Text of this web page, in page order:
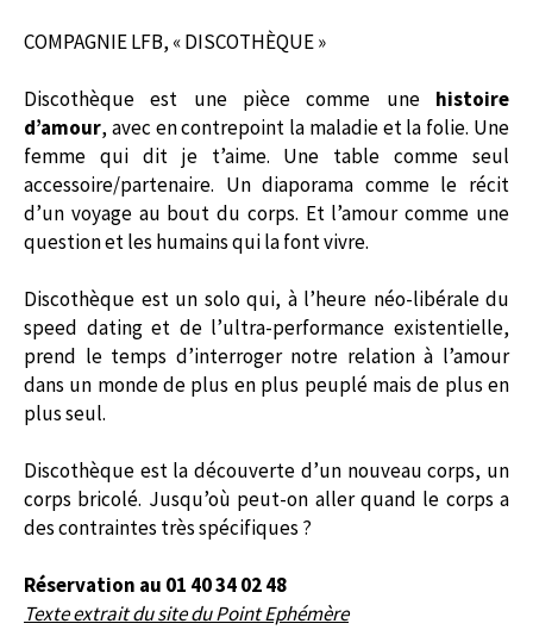
COMPAGNIE LFB, « DISCOTHÈQUE »
Discothèque est une pièce comme une histoire
d’amour, avec en contrepoint la maladie et la folie. Une
femme qui dit je t’aime. Une table comme seul
accessoire/partenaire. Un diaporama comme le récit
d’un voyage au bout du corps. Et l’amour comme une
question et les humains qui la font vivre.
Discothèque est un solo qui, à l’heure néo-libérale du
speed dating et de l’ultra-performance existentielle,
prend le temps d’interroger notre relation à l’amour
dans un monde de plus en plus peuplé mais de plus en
plus seul.
Discothèque est la découverte d’un nouveau corps, un
corps bricolé. Jusqu’où peut-on aller quand le corps a
des contraintes très spécifiques ?
Réservation au 01 40 34 02 48
Texte extrait du site du Point Ephémère